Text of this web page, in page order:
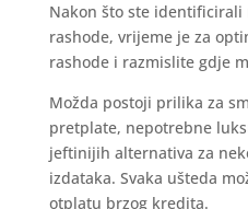
Nakon što ste identificirali
rashode, vrijeme je za
rashode i razmislite gdje
Možda postoji prilika za
pretplate, nepotrebne
jeftinijih alternativa za
izdataka. Svaka ušteda
otplatu brzog kredita.